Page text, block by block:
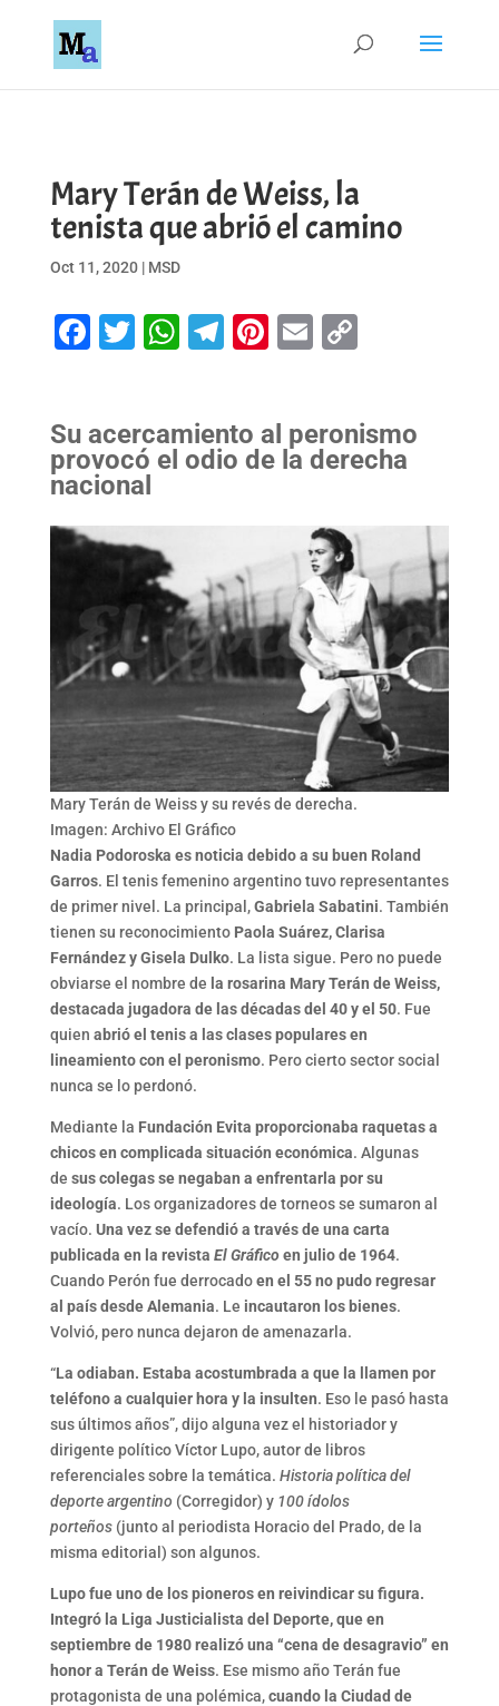
Mary Terán de Weiss, la
tenista que abrió el camino
Oct 11, 2020| MSD
Facebook
Twitter
WhatsApp
Telegram
Pinterest
EmailCopy
Su acercamiento al peronismo
provocó el odio de la derecha
nacional
Mary Terán de Weiss y su revés de derecha.
Imagen: Archivo El Gráfico
Nadia Podoroska es noticia debido a su buen Roland
Garros. El tenis femenino argentino tuvo representantes
de primer nivel. La principal,Gabriela Sabatini. También
tienen su reconocimiento Paola Suárez, Clarisa
Fernández y Gisela Dulko. La lista sigue. Pero no puede
obviarse el nombre de la rosarina Mary Terán de Weiss,
destacada jugadora de las décadas del 40 y el 50. Fue
quien abrió el tenis a las clases populares en
lineamiento con el peronismo. Pero cierto sector social
nunca se lo perdonó.
Mediante la Fundación Evita proporcionaba raquetas a
chicos en complicada situación económica. Algunas
de sus colegas se negaban a enfrentarla por su
ideología. Los organizadores de torneos se sumaron al
vacío. Una vez se defendió a través de una carta
publicada en la revista El Gráficoen julio de 1964.
Cuando Perón fue derrocadoen el 55 no pudo regresar
al país desde Alemania. Le incautaron los bienes.
Volvió, pero nunca dejaron de amenazarla.
“La odiaban. Estaba acostumbrada a que la llamen por
teléfono a cualquier hora y la insulten. Eso le pasó hasta
sus últimos años”, dijo alguna vez el historiador y
dirigente político Víctor Lupo, autor de libros
referenciales sobre la temática. Historia política del
deporte argentino (Corregidor) y100 ídolos
porteños(junto al periodista Horacio del Prado, de la
misma editorial) son algunos.
Lupo fue uno de los pioneros en reivindicar su figura.
Integró la Liga Justicialista del Deporte, que en
septiembre de 1980 realizó una “cena de desagravio” en
honor a Terán de Weiss. Ese mismo año Terán fue
protagonista de una polémica,cuando la Ciudad de